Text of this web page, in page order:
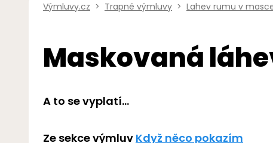
Výmluvy.cz > Trapné výmluvy > Lahev rumu v
Maskovaná
A to se vyplatí...
Ze sekce výmluv Když něco pokazím